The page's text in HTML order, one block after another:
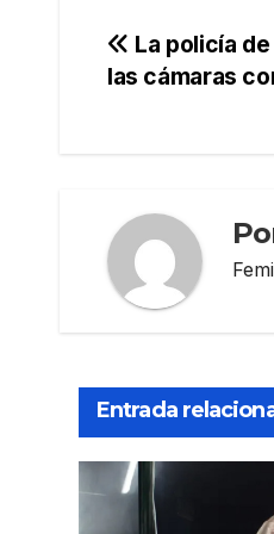
La policía
las cámaras
Entrada